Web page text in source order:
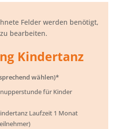
Felder werden benötigt,
bearbeiten.
Kindertanz
wählen)*
für Kinder
Laufzeit 1 Monat